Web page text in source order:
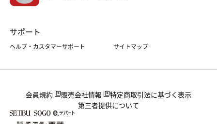
サポート
ヘルプ・カスタマーサポート サイトマップ
会員規約 販売会社情報
特定商取引法に基づく表示
第三者提供について